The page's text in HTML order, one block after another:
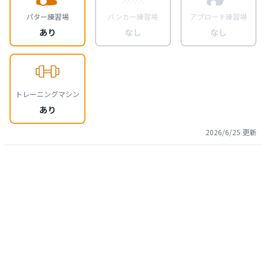
パター練習場
あり
バンカー練習場
なし
アプローチ練習場
なし
トレーニングマシン
あり
2026/6/25 更新